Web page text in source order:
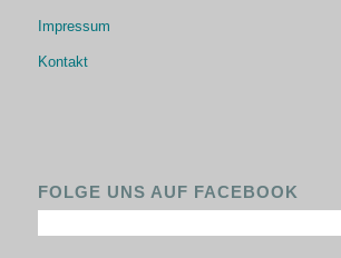
Impressum
Kontakt
FOLGE UNS AUF FACEBOOK